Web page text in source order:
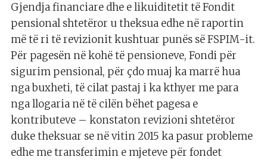
Gjendja financiare dhe e likuiditetit të Fondit
pensional shtetëror u theksua edhe në raportin
më të ri të revizionit kushtuar punës së FSPIM-it.
Për pagesën në kohë të pensioneve, Fondi për
sigurim pensional, për çdo muaj ka marrë hua
nga buxheti, të cilat pastaj i ka kthyer me para
nga llogaria në të cilën bëhet pagesa e
kontributeve – konstaton revizioni shtetëror
duke theksuar se në vitin 2015 ka pasur probleme
edhe me transferimin e mjeteve për fondet